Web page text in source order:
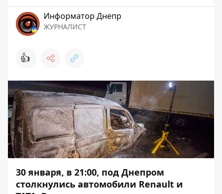
Информатор Днепр
ЖУРНАЛИСТ
👍
30 января, в 21:00, под Днепром
столкнулись автомобили Renault и